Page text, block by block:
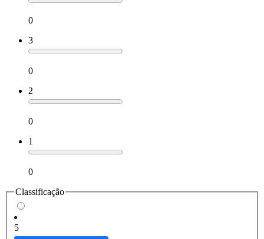
0
3
0
2
0
1
0
Classificação
5